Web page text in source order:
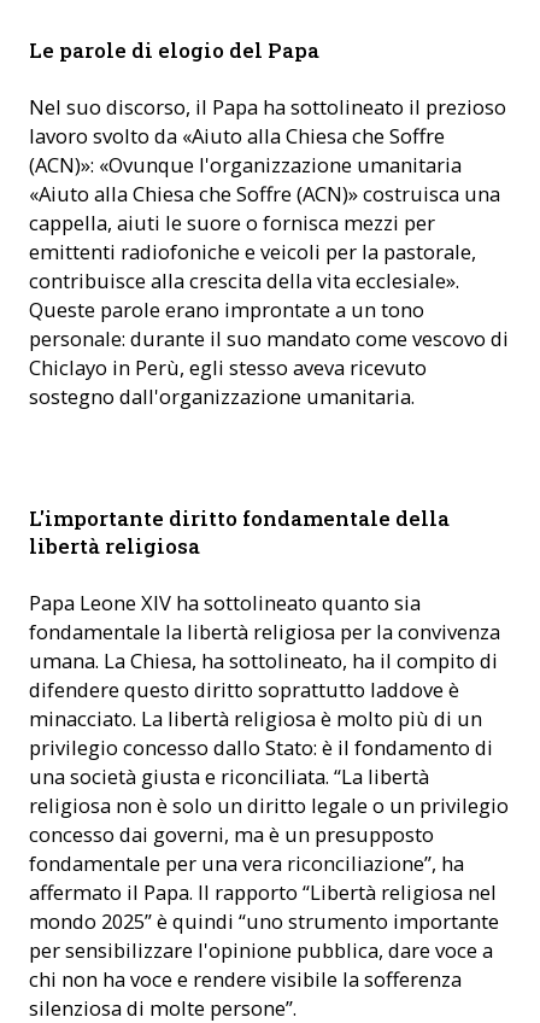
Leone XVI. (Foto: VATICAN NEWS)
Le parole di elogio del Papa
Nel suo discorso, il Papa ha sottolineato il prezioso
lavoro svolto da «Aiuto alla Chiesa che Soffre
(ACN)»: «Ovunque l'organizzazione umanitaria
«Aiuto alla Chiesa che Soffre (ACN)» costruisca una
cappella, aiuti le suore o fornisca mezzi per
emittenti radiofoniche e veicoli per la pastorale,
contribuisce alla crescita della vita ecclesiale».
Queste parole erano improntate a un tono
personale: durante il suo mandato come vescovo di
Chiclayo in Perù, egli stesso aveva ricevuto
sostegno dall'organizzazione umanitaria.
L'importante diritto fondamentale della
libertà religiosa
Papa Leone XIV ha sottolineato quanto sia
fondamentale la libertà religiosa per la convivenza
umana. La Chiesa, ha sottolineato, ha il compito di
difendere questo diritto soprattutto laddove è
minacciato. La libertà religiosa è molto più di un
privilegio concesso dallo Stato: è il fondamento di
una società giusta e riconciliata. “La libertà
religiosa non è solo un diritto legale o un privilegio
concesso dai governi, ma è un presupposto
fondamentale per una vera riconciliazione”, ha
affermato il Papa. Il rapporto “Libertà religiosa nel
mondo 2025” è quindi “uno strumento importante
per sensibilizzare l'opinione pubblica, dare voce a
chi non ha voce e rendere visibile la sofferenza
silenziosa di molte persone”.
Libertà religiosa 2025. (Foto: VATICAN MEDIA )